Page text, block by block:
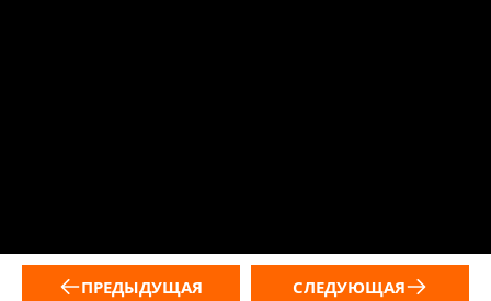
ПРЕДЫДУЩАЯ СЛЕДУЮЩАЯ